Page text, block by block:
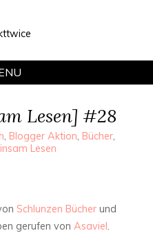
Lesen] #28
, Blogger Aktion, Bücher,
Lesen
Schlunzen Bücher und
gerufen von Asaviel.